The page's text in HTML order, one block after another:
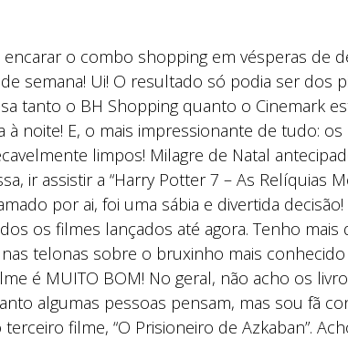
encarar o combo shopping em vésperas de
semana! Ui! O resultado só podia ser dos
tanto o BH Shopping quanto o Cinemark
à noite! E, o mais impressionante de tudo:
limpos! Milagre de Natal
ir assistir a “Harry Potter 7 – As Relíquias
por ai, foi uma sábia e divertida
os filmes lançados até agora. Tenho mais
telonas sobre o bruxinho mais
é MUITO BOM! No geral, não acho os
algumas pessoas pensam, mas sou fã
filme, “O Prisioneiro de Azkaban”.